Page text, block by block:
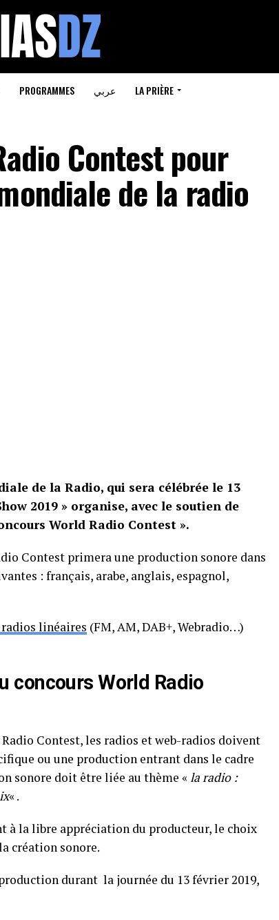
PROGRAMMES عربي LA PRIÈRE
Contest pour
de la radio
de la Radio, qui sera célébrée le 13
2019 » organise, avec le soutien de
World Radio Contest ».
Contest primera une production sonore dans
: français, arabe, anglais, espagnol,
linéaires (FM, AM, DAB+, Webradio…)
concours World Radio
Contest, les radios et web-radios doivent
ou une production entrant dans le cadre
sonore doit être liée au thème «la radio :
« .
à la libre appréciation du producteur, le choix
création sonore.
durant la journée du 13 février 2019,